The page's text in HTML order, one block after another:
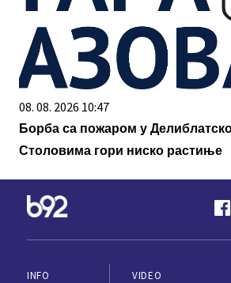
08. 08. 2026 10:47
Борба са пожаром у
Столовима гори ниско растиње
INFO
VIDEO